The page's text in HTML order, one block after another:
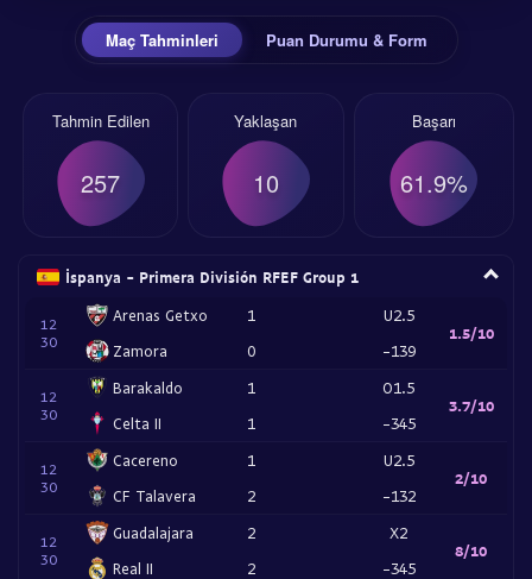
Maç Tahminleri Puan Durumu & Form
Tahmin Edilen
257
Yaklaşan
10
Başarı
61.9%
İspanya - Primera División RFEF Group 1
12
30
Arenas Getxo
Zamora
1
0
U2.5
-139
1.5/10
12
30
Barakaldo
Celta II
1
1
O1.5
-345
3.7/10
12
30
Cacereno
CF Talavera
1
2
U2.5
-132
2/10
12
30
Guadalajara
Real II
2
2
X2
-345
8/10